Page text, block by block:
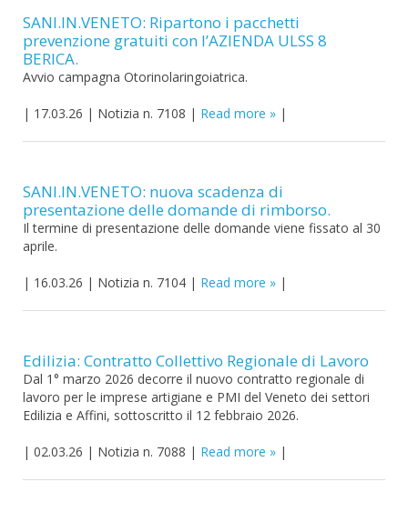
SANI.IN.VENETO: Ripartono i pacchetti
prevenzione gratuiti con l’AZIENDA ULSS 8
BERICA.
Avvio campagna Otorinolaringoiatrica.
| 17.03.26 | Notizia n. 7108 | Read more |
SANI.IN.VENETO: nuova scadenza di
presentazione delle domande di rimborso.
Il termine di presentazione delle domande viene fissato al 30
aprile.
| 16.03.26 | Notizia n. 7104 | Read more |
Edilizia: Contratto Collettivo Regionale di Lavoro
Dal 1° marzo 2026 decorre il nuovo contratto regionale di
lavoro per le imprese artigiane e PMI del Veneto dei settori
Edilizia e Affini, sottoscritto il 12 febbraio 2026.
| 02.03.26 | Notizia n. 7088 | Read more |